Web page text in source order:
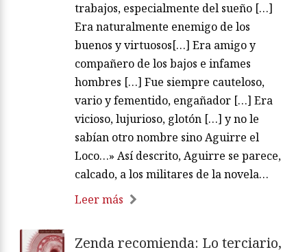
trabajos, especialmente del sueño […]
Era naturalmente enemigo de los
buenos y virtuosos[…] Era amigo y
compañero de los bajos e infames
hombres […] Fue siempre cauteloso,
vario y fementido, engañador […] Era
vicioso, lujurioso, glotón […] y no le
sabían otro nombre sino Aguirre el
Loco…» Así descrito, Aguirre se parece,
calcado, a los militares de la novela…
Leer más
Zenda recomienda: Lo terciario,